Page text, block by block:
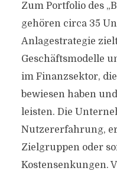
Zum Portfolio des
gehören circa 35
Anlagestrategie
Geschäftsmodelle
im Finanzsektor,
bewiesen haben
leisten. Die
Nutzererfahrung,
Zielgruppen oder
Kostensenkungen.